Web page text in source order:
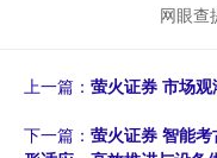
网眼查
上一篇： 萤火证券 市场
下一篇： 萤火证券 智能